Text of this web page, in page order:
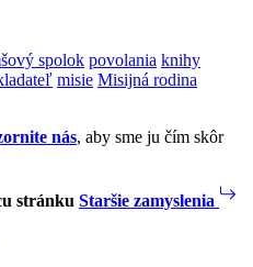
spolok povolania knihy
misie Misijná rodina
nás, aby sme ju čím skôr
stránku Staršie zamyslenia